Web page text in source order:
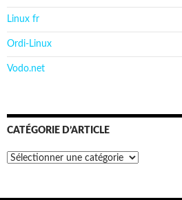
Linux fr
Ordi-Linux
Vodo.net
CATÉGORIE D’ARTICLE
Catégorie